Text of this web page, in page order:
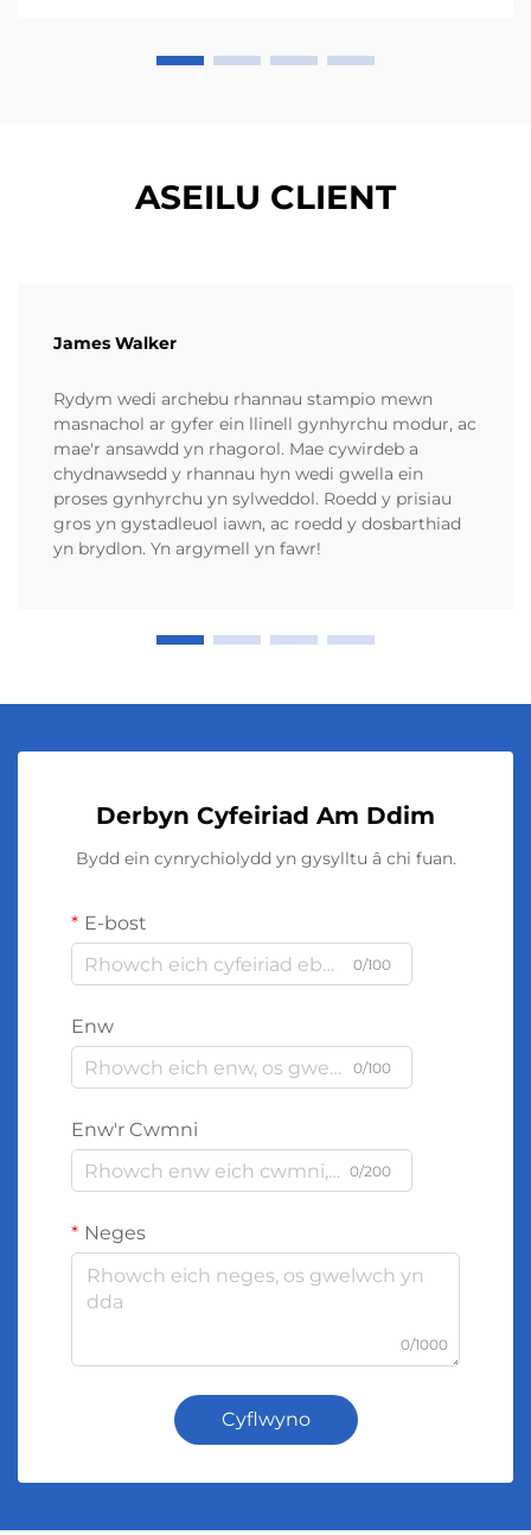
ASEILU CLIENT
James Walker
Rydym wedi archebu rhannau stampio mewn
masnachol ar gyfer ein llinell gynhyrchu modur, ac
mae'r ansawdd yn rhagorol. Mae cywirdeb a
chydnawsedd y rhannau hyn wedi gwella ein
proses gynhyrchu yn sylweddol. Roedd y prisiau
gros yn gystadleuol iawn, ac roedd y dosbarthiad
yn brydlon. Yn argymell yn fawr!
Derbyn Cyfeiriad Am Ddim
Bydd ein cynrychiolydd yn gysylltu â chi fuan.
E-bost
0/100
Enw
0/100
Enw'r Cwmni
0/200
Neges
0/1000
Cyflwyno